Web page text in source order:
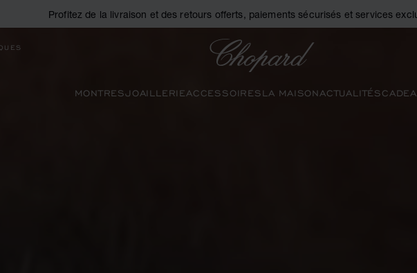
Profitez de la livraison et des retours offerts, paiements sécurisés et services
MONTRESJOAILLERIEACCESSOIRESLA MAISONACTUALITÉS